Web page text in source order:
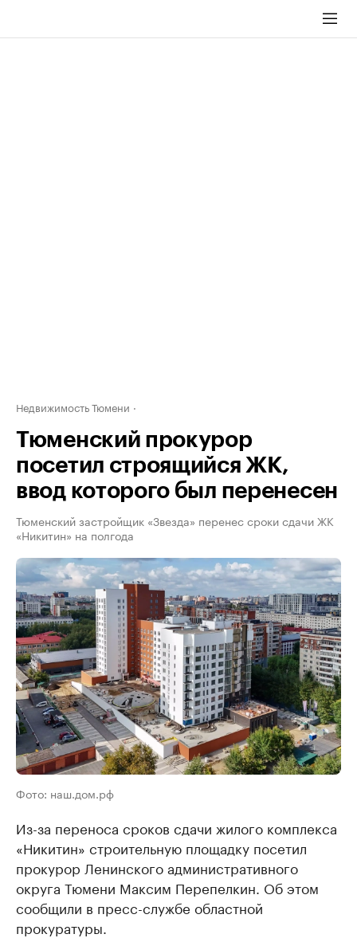
Недвижимость Тюмени
Тюменский прокурор
посетил строящийся ЖК,
ввод которого был перенесен
Тюменский застройщик «Звезда» перенес сроки сдачи ЖК
«Никитин» на полгода
Фото: наш.дом.рф
Из-за переноса сроков сдачи жилого комплекса
«Никитин» строительную площадку посетил
прокурор Ленинского административного
округа Тюмени Максим Перепелкин. Об этом
сообщили в пресс-службе областной
прокуратуры.